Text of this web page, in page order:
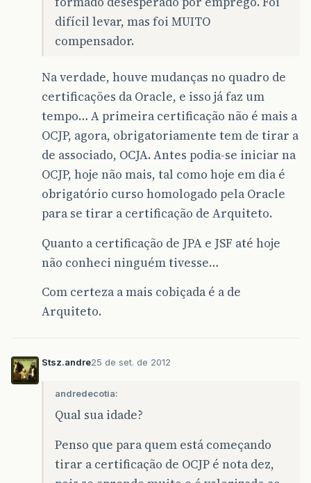
difícil levar, mas foi MUITO
compensador.
Na verdade, houve mudanças no quadro de
certificações da Oracle, e isso já faz um
tempo… A primeira certificação não é mais a
OCJP, agora, obrigatoriamente tem de tirar a
de associado, OCJA. Antes podia-se iniciar na
OCJP, hoje não mais, tal como hoje em dia é
obrigatório curso homologado pela Oracle
para se tirar a certificação de Arquiteto.
Quanto a certificação de JPA e JSF até hoje
não conheci ninguém tivesse…
Com certeza a mais cobiçada é a de
Arquiteto.
Stsz.andre25 de set. de 2012
andredecotia:
Qual sua idade?
Penso que para quem está começando
tirar a certificação de OCJP é nota dez,